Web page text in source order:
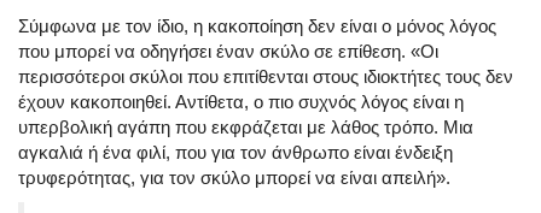
Σύμφωνα με τον ίδιο, η κακοποίηση δεν είναι ο μόνος λόγος
που μπορεί να οδηγήσει έναν σκύλο σε επίθεση. «Οι
περισσότεροι σκύλοι που επιτίθενται στους ιδιοκτήτες τους δεν
έχουν κακοποιηθεί. Αντίθετα, ο πιο συχνός λόγος είναι η
υπερβολική αγάπη που εκφράζεται με λάθος τρόπο. Μια
αγκαλιά ή ένα φιλί, που για τον άνθρωπο είναι ένδειξη
τρυφερότητας, για τον σκύλο μπορεί να είναι απειλή».